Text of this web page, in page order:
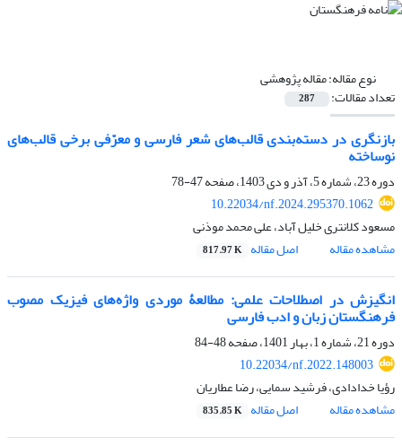
نوع مقاله:مقاله پژوهشی
تعداد مقالات: 287
بازنگری در دسته‌بندی قالب‌های شعر فارسی و معرّفی برخی قالب‌های
نوساخته
دوره 23، شماره 5، آذر و دی 1403، صفحه
47-78
10.22034/nf.2024.295370.1062
مسعود کلانتری خلیل آباد، علی محمد موذنی
مشاهده مقاله
اصل مقاله 817.97 K
انگیزش در اصطلاحات علمی: مطالعۀ موردی ‌واژه‌های فیزیک مصوب
فرهنگستان زبان و ادب فارسی
دوره 21، شماره 1، بهار 1401، صفحه
48-84
10.22034/nf.2022.148003
رؤیا خدادادی، فرشید سمایی، رضا عطاریان
مشاهده مقاله
اصل مقاله 835.85 K